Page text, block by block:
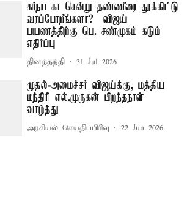
கர்நாடகா சென்று தண்ணீரை தூக்கிட்டு
வரப்போறீங்களா? – விஜய்
பயணத்திற்கு பெ. சண்முகம் கடும்
எதிர்ப்பு
தினத்தந்தி 31 Jul 2026
முதல்-அமைச்சர் விஜய்க்கு, மத்திய
மந்திரி எல்.முருகன் பிறந்தநாள்
வாழ்த்து
அரசியல் செய்திப்பிரிவு 22 Jun 2026